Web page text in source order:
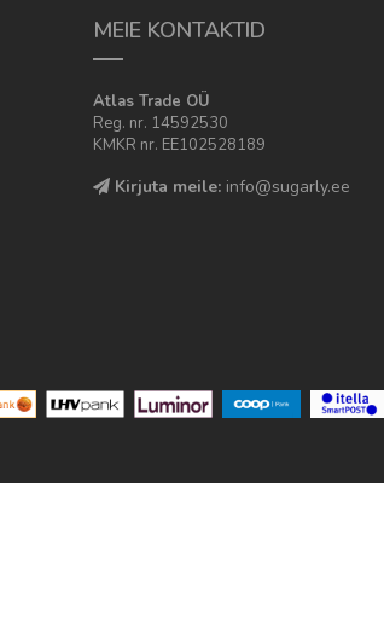
MEIE KONTAKTID
Atlas Trade OÜ
Reg. nr. 14592530
KMKR nr. EE102528189
Kirjuta meile: info@sugarly.ee